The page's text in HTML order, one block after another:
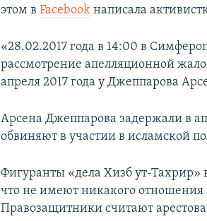
этом вFacebook написала
«28.02.2017 года в 14:00 в
рассмотрение апелляционной
апреля 2017 года у Джеппарова
Арсена Джеппарова задержали в
обвиняют в участии в исламской
Фигуранты «дела Хизб ут-
что не имеют никакого отношения
Правозащитники считают